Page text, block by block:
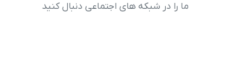
ما را در شبکه های اجتماعی دنبال کنید